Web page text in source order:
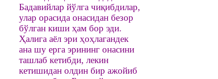
Бадавийлар йўлга чиқибдилар,
улар орасида онасидан безор
бўлган киши ҳам бор эди.
Ҳалига аёл эри ҳоҳлагандек
ана шу ерга эрининг онасини
ташлаб кетибди, лекин
кетишидан олдин бир ажойиб